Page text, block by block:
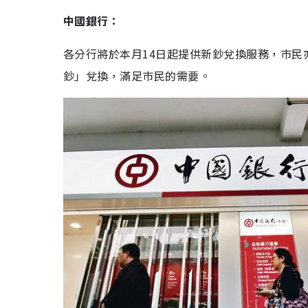
中國銀行：
各分行將於本月14日起提供新鈔兌換服務，巿
鈔」兌換，滿足巿民的需要。